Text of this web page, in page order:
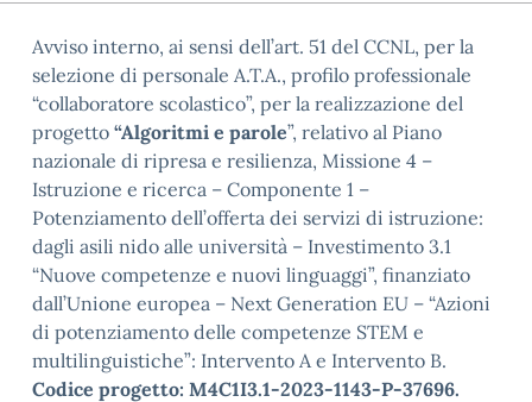
Avviso interno, ai sensi dell’art. 51 del CCNL, per la
selezione di personale A.T.A., profilo professionale
“collaboratore scolastico”, per la realizzazione del
progetto “Algoritmi e parole”, relativo al Piano
nazionale di ripresa e resilienza, Missione 4 –
Istruzione e ricerca – Componente 1 –
Potenziamento dell’offerta dei servizi di istruzione:
dagli asili nido alle università – Investimento 3.1
“Nuove competenze e nuovi linguaggi”, finanziato
dall’Unione europea – Next Generation EU – “Azioni
di potenziamento delle competenze STEM e
multilinguistiche”: Intervento A e Intervento B.
Codice progetto: M4C1I3.1-2023-1143-P-37696.